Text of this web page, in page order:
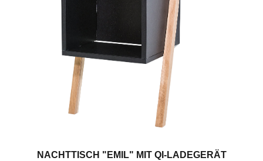
NACHTTISCH "EMIL" MIT QI-LADEGERÄT